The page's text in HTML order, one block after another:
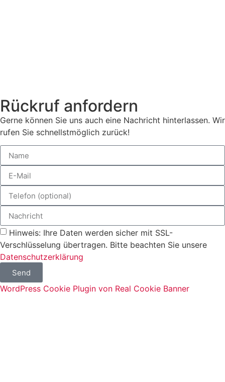
Rückruf anfordern
Gerne können Sie uns auch eine Nachricht hinterlassen. Wir
rufen Sie schnellstmöglich zurück!
Hinweis: Ihre Daten werden sicher mit SSL-
Verschlüsselung übertragen. Bitte beachten Sie unsere
Datenschutzerklärung
Send
WordPress Cookie Plugin von Real Cookie Banner